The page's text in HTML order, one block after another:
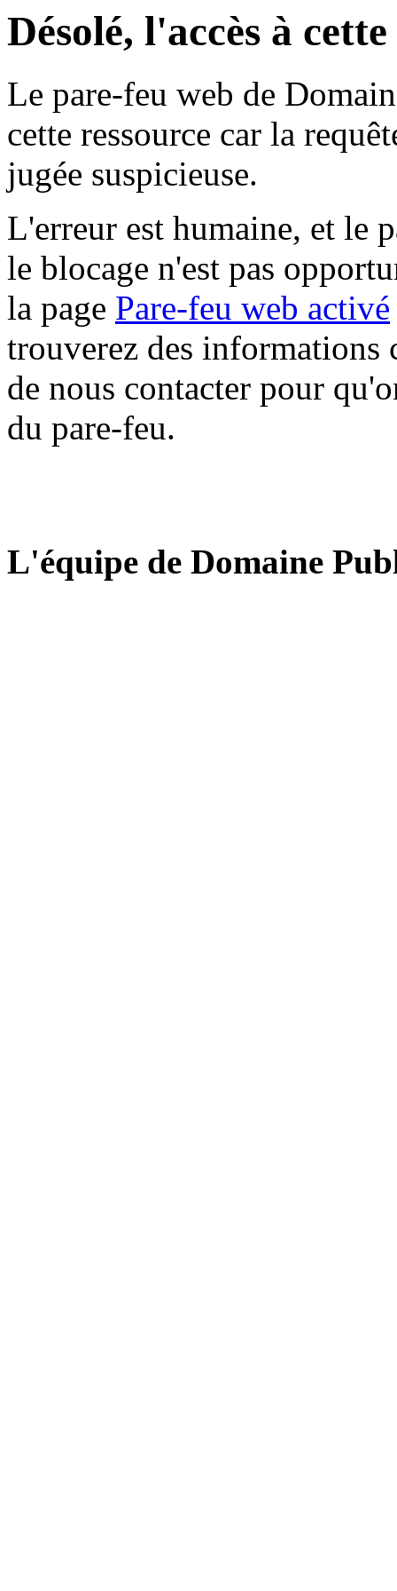
Désolé, l'accès à
Le pare-feu web de
cette ressource car la
jugée suspicieuse.
L'erreur est humaine, et le
le blocage n'est pas
la page Pare-feu web activé
trouverez des informations
de nous contacter pour
du pare-feu.
L'équipe de Domaine